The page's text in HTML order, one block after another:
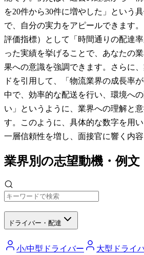
を20件から30件に増やした」という
で、自分の実力をアピールできます
評価指標）として「時間通りの配達
った実績を挙げることで、あなたの
果への意識を強調できます。さらに
ドを引用して、「物流業界の成長率
中で、効率的な配送を行い、環境へ
い」というように、業界への理解と
す。このように、具体的な数字を用
一層信頼性を増し、面接官に響く内容
業界別の志望動機・例文
ドライバー・配達
小/中型ドライバー 大型ドライ